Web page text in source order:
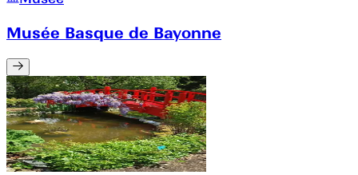
Musée Basque de Bayonne